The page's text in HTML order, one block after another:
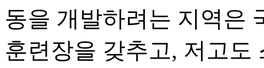
동을 개발하려는 지역은
훈련장을 갖추고, 저고도